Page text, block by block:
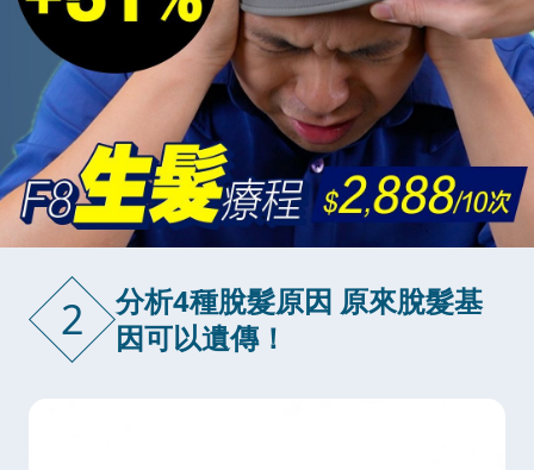
2
分析4種脫髮原因 原來脫髮基
因可以遺傳！